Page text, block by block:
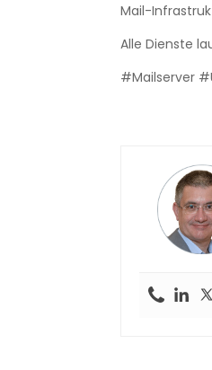
Mail-
Alle Dienste
#Mailserver